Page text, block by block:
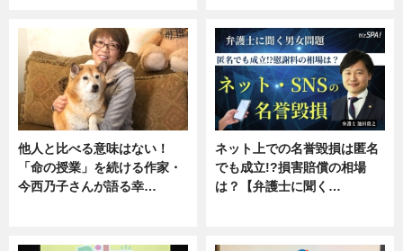
他人と比べる意味はない！
「命の授業」を続ける作家・
今西乃子さんが語る幸…
ネット上での名誉毀損は匿名
でも成立!?損害賠償の相場
は？【弁護士に聞く…